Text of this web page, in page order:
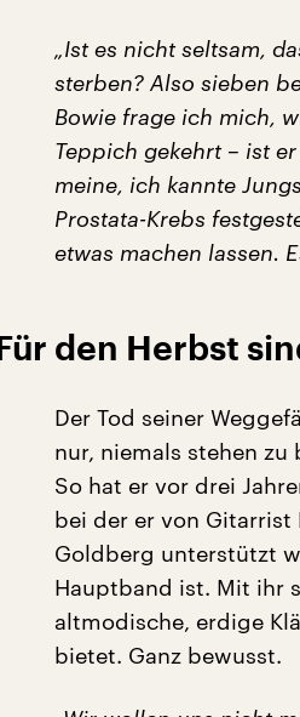
„Ist es nicht seltsam,
sterben? Also sieben
Bowie frage ich mich,
Teppich gekehrt – ist
meine, ich kannte
Prostata-Krebs
etwas machen lassen.
Für den Herbst
Der Tod seiner
nur, niemals stehen zu
So hat er vor drei
bei der er von Gitarrist
Goldberg unterstützt
Hauptband ist. Mit ihr
altmodische, erdige
bietet. Ganz bewusst.